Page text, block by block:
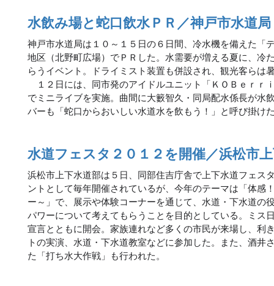
水飲み場と蛇口飲水ＰＲ／神戸市水道局
神戸市水道局は１０～１５日の６日間、冷水機を備えた「
地区（北野町広場）でＰＲした。水需要が増える夏に、冷
らうイベント。ドライミスト装置も併設され、観光客らは
１２日には、同市発のアイドルユニット「ＫＯＢｅｒｒ
でミニライブを実施。曲間に大籔智久・同局配水係長が水
バーも「蛇口からおいしい水道水を飲もう！」と呼び掛け
水道フェスタ２０１２を開催／浜松市
浜松市上下水道部は５日、同部住吉庁舎で上下水道フェス
ントとして毎年開催されているが、今年のテーマは「体感
ー～」で、展示や体験コーナーを通じて、水道・下水道の
パワーについて考えてもらうことを目的としている。ミス
宣言とともに開会。家族連れなど多くの市民が来場し、利
トの実演、水道・下水道教室などに参加した。また、酒井
た「打ち水大作戦」も行われた。